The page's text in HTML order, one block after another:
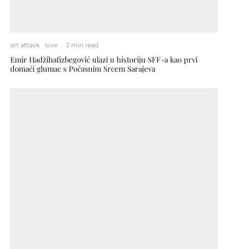
art attack love · 2 min read
Emir Hadžihafizbegović ulazi u historiju SFF-a kao prvi
domaći glumac s Počasnim Srcem Sarajeva